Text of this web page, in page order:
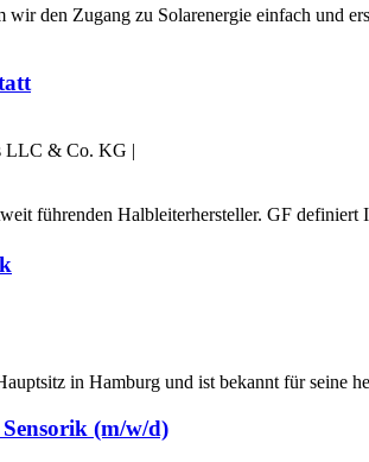
den Zugang zu Solarenergie einfach und
LLC & Co. KG |
führenden Halbleiterhersteller. GF definiert
in Hamburg und ist bekannt für seine
(m/w/d)